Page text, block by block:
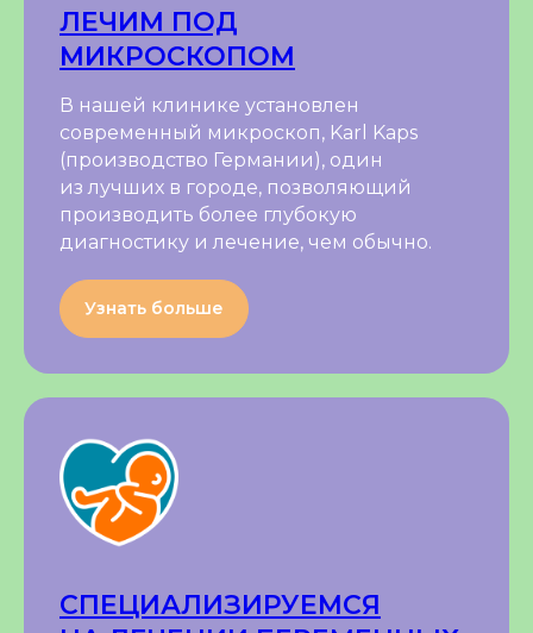
ЛЕЧИМ ПОД
МИКРОСКОПОМ
В нашей клинике установлен
современный микроскоп, Karl Kaps
(производство Германии), один
из лучших в городе, позволяющий
производить более глубокую
диагностику и лечение, чем обычно.
Узнать больше
СПЕЦИАЛИЗИРУЕМСЯ